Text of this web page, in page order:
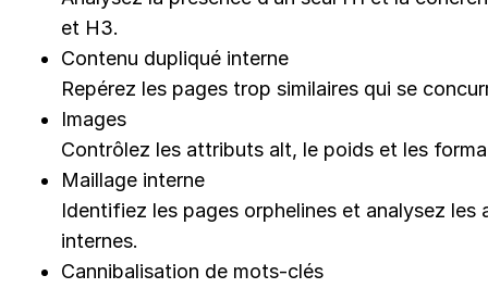
et H3.
Contenu dupliqué interne
Repérez les pages trop similaires qui se
Images
Contrôlez les attributs alt, le poids et les
Maillage interne
Identifiez les pages orphelines et analysez les
internes.
Cannibalisation de mots-clés